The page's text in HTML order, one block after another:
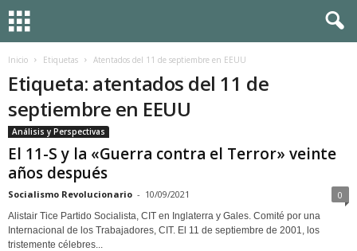
Inicio Etiquetas Atentados del 11 de septiembre en EEUU
Etiqueta: atentados del 11 de
septiembre en EEUU
Análisis y Perspectivas
El 11-S y la «Guerra contra el Terror» veinte
años después
Socialismo Revolucionario - 10/09/2021 0
Alistair Tice Partido Socialista, CIT en Inglaterra y Gales. Comité por una
Internacional de los Trabajadores, CIT. El 11 de septiembre de 2001, los
tristemente célebres...